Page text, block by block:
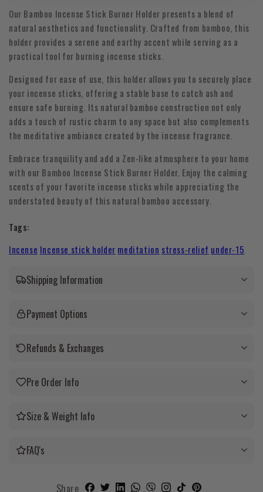
Our Bamboo Incense Stick Burner Holder presents a blend of
natural aesthetics and functionality. Crafted from bamboo, this
holder provides a serene and earthy accent while serving as a
practical tool for burning incense sticks.
Designed for ease of use, this holder allows you to securely place
your incense sticks, offering a stable base to catch ash and
ensure safe burning. Its natural bamboo construction not only
adds a touch of rustic charm to any space but also complements
the meditative ambiance created by the incense fragrance.
Embrace tranquility and add a Zen-like atmosphere to your home
with our Bamboo Incense Stick Burner Holder. Enjoy the calming
scents of your favorite incense sticks while appreciating the
understated beauty of this natural bamboo accessory.
Tags:
Incense Incense stick holder meditation stress-relief under-15
Shipping Information
Payment Options
Refunds & Exchanges
Pre Order Info
Size & Weight Info
FAQ's
Share